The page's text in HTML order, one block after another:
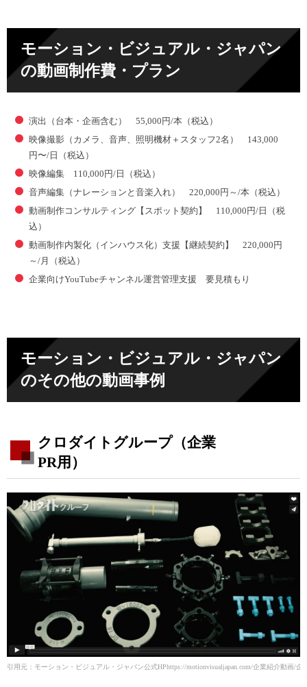
モーション・ビジュアル・ジャパン
の動画制作費・プラン
演出（台本・企画含む） 55,000円/本（税込）
映像撮影（カメラ、音声、照明機材＋スタッフ2名） 143,000
円〜/日（税込）
映像編集 110,000円/日（税込）
音声編集（ナレーションと音楽入れ） 220,000円～/本（税込）
動画制作コンサルティング【スポット契約】 110,000円/日（税
込）
動画制作内製化（インハウス化）支援【継続契約】 220,000円
～/月（税込）
企業向けYouTubeチャンネル運営管理支援 要見積もり
モーション・ビジュアル・ジャパン
のその他の動画事例
クロダイトグループ（企業
PR用）
引用元：モーション・ビジュアル・ジャパン公式HPhttps://motionvisualjapan.com/企業紹介動画/